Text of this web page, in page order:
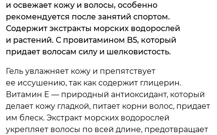
и освежает кожу и волосы, особенно
рекомендуется после занятий спортом.
Содержит экстракты морских водорослей
и растений. С провитамином B5, который
придает волосам силу и шелковистость.
Гель увлажняет кожу и препятствует
ее иссушению, так как содержит глицерин.
Витамин E — природный антиоксидант, который
делает кожу гладкой, питает корни волос, придает
им блеск. Экстракт морских водорослей
укрепляет волосы по всей длине, предотвращает